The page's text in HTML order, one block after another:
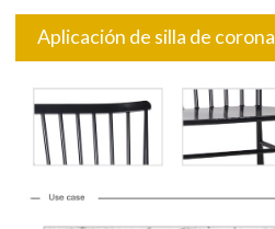
Aplicación de silla de corona